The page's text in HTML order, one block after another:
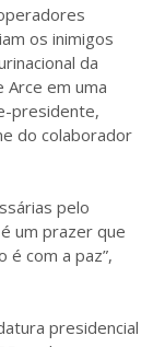
os inimigos
da
Arce em uma
presidente,
do colaborador
pelo
um prazer que
é com a paz”,
presidencial